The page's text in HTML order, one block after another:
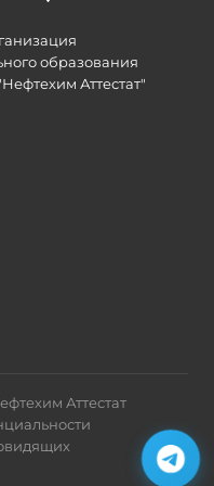
образования
Аттестат"
Аттестат